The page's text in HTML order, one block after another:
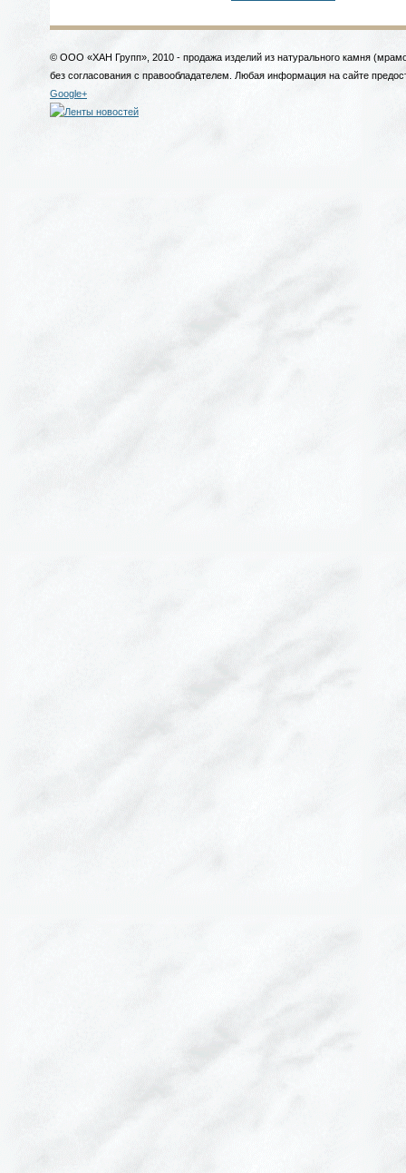
© ООО «ХАН Групп», 2010 - продажа изделий из натурального камня
без согласования с правообладателем. Любая информация на сайте
Google+